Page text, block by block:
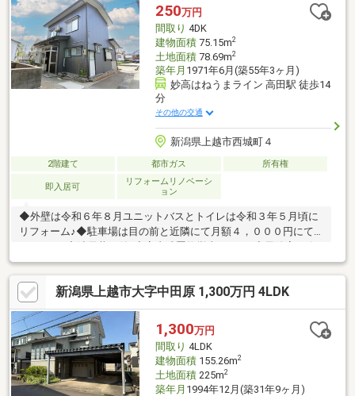
250万円
間取り 4DK
建物面積75.15m2
土地面積78.69m2
築年月 1971年6月(築55年3ヶ月)
妙高はねうまライン 高田駅 徒歩14
分
その他の交通
新潟県上越市西城町４
2階建て 都市ガス 所有権
即入居可
リフォームリノベーシ
ョン
◆外壁は令和６年８月ユニットバスとトイレは令和３年５月頃に
リフォーム♪◆駐車場は目の前と近隣にて月額４，０００円にて
和６年に設置しました♪
新潟県上越市大字中田原 1,300万円 4LDK
1,300万円
間取り 4LDK
建物面積155.26m2
土地面積225m2
築年月 1994年12月(築31年9ヶ月)